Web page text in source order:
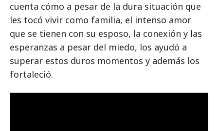
cuenta cómo a pesar de la dura situación que
les tocó vivir como familia, el intenso amor
que se tienen con su esposo, la conexión y las
esperanzas a pesar del miedo, los ayudó a
superar estos duros momentos y además los
fortaleció.